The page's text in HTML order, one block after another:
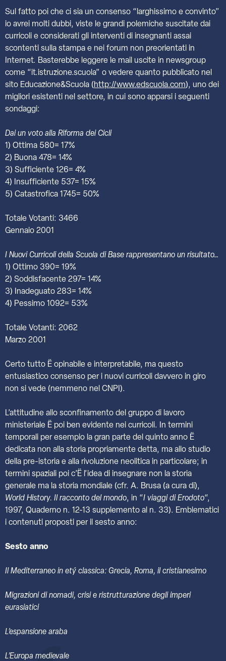
Sul fatto poi che ci sia un consenso “larghissimo e convinto”
io avrei molti dubbi, viste le grandi polemiche suscitate dai
curricoli e considerati gli interventi di insegnanti assai
scontenti sulla stampa e nei forum non preorientati in
Internet. Basterebbe leggere le mail uscite in newsgroup
come “it.istruzione.scuola” o vedere quanto pubblicato nel
sito Educazione&Scuola (http://www.edscuola.com), uno dei
migliori esistenti nel settore, in cui sono apparsi i seguenti
sondaggi:
Dai un voto alla Riforma dei Cicli
1) Ottima 580= 17%
2) Buona 478= 14%
3) Sufficiente 126= 4%
4) Insufficiente 537= 15%
5) Catastrofica 1745= 50%
Totale Votanti: 3466
Gennaio 2001
I Nuovi Curricoli della Scuola di Base rappresentano un risultato…
1) Ottimo 390= 19%
2) Soddisfacente 297= 14%
3) Inadeguato 283= 14%
4) Pessimo 1092= 53%
Totale Votanti: 2062
Marzo 2001
Certo tutto Ë opinabile e interpretabile, ma questo
entusiastico consenso per i nuovi curricoli davvero in giro
non si vede (nemmeno nel CNPI).
L’attitudine allo sconfinamento del gruppo di lavoro
ministeriale Ë poi ben evidente nei curricoli. In termini
temporali per esempio la gran parte del quinto anno Ë
dedicata non alla storia propriamente detta, ma allo studio
della pre-istoria e alla rivoluzione neolitica in particolare; in
termini spaziali poi c’Ë l’idea di insegnare non la storia
generale ma la storia mondiale (cfr. A. Brusa (a cura di),
World History. Il racconto del mondo, in “I viaggi di Erodoto“,
1997, Quaderno n. 12-13 supplemento al n. 33). Emblematici
i contenuti proposti per il sesto anno:
Sesto anno
Il Mediterraneo in etý classica: Grecia, Roma, il cristianesimo
Migrazioni di nomadi, crisi e ristrutturazione degli imperi
eurasiatici
L’espansione araba
L’Europa medievale